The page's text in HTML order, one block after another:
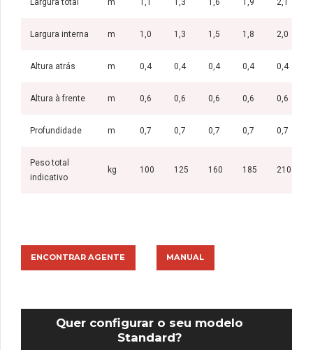
Largura total m 1,1 1,3 1,6 1,9 2,1
Largura interna m 1,0 1,3 1,5 1,8 2,0
Altura atrás m 0,4 0,4 0,4 0,4 0,4
Altura à frente m 0,6 0,6 0,6 0,6 0,6
Profundidade m 0,7 0,7 0,7 0,7 0,7
Peso total
indicativo
kg 100 125 160 185 210
ENCONTRAR AGENTE MANUAL
Quer configurar o seu modelo
Standard?